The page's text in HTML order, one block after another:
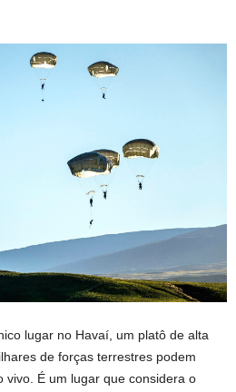
lugar no Havaí, um platô de alta
de forças terrestres podem
vivo. É um lugar que considera o